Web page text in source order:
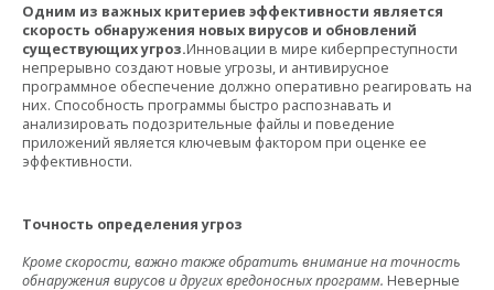
Одним из важных критериев эффективности является
скорость обнаружения новых вирусов и обновлений
существующих угроз.Инновации в мире киберпреступности
непрерывно создают новые угрозы, и антивирусное
программное обеспечение должно оперативно реагировать на
них. Способность программы быстро распознавать и
анализировать подозрительные файлы и поведение
приложений является ключевым фактором при оценке ее
эффективности.
Точность определения угроз
Кроме скорости, важно также обратить внимание на точность
обнаружения вирусов и других вредоносных программ. Неверные